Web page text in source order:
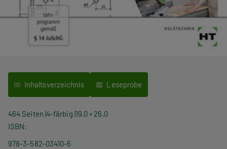
Inhaltsverzeichnis Leseprobe
464 Seiten 4-färbig 19,0 × 26,0
ISBN
978-3-582-03410-6